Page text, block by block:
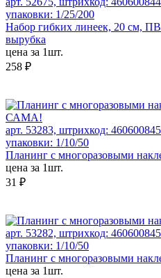
упаковки: 1/25/200
Набор гибких линеек, 20 см,
вырубка
цена за 1шт.
258 ₽
арт. 53283, штрихкод:
упаковки: 1/10/50
Планинг с многоразовыми
цена за 1шт.
31 ₽
арт. 53282, штрихкод:
упаковки: 1/10/50
Планинг с многоразовыми
цена за 1шт.